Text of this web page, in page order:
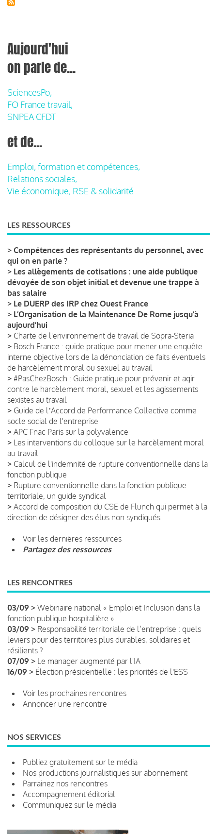
Aujourd'hui
on parle de...
SciencesPo,
FO France travail,
SNPEA CFDT
et de...
Emploi, formation et compétences,
Relations sociales,
Vie économique, RSE & solidarité
LES RESSOURCES
> Compétences des représentants du personnel, avec
qui on en parle ?
> Les allègements de cotisations : une aide publique
dévoyée de son objet initial et devenue une trappe à
bas salaire
> Le DUERP des IRP chez Ouest France
> L’Organisation de la Maintenance De Rome jusqu’à
aujourd’hui
> Charte de l'environnement de travail de Sopra-Steria
> Bosch France : guide pratique pour mener une enquête
interne objective lors de la dénonciation de faits éventuels
de harcèlement moral ou sexuel au travail
> #PasChezBosch : Guide pratique pour prévenir et agir
contre le harcèlement moral, sexuel et les agissements
sexistes au travail
> Guide de lʼAccord de Performance Collective comme
socle social de l'entreprise
> APC Fnac Paris sur la polyvalence
> Les interventions du colloque sur le harcèlement moral
au travail
> Calcul de l'indemnité de rupture conventionnelle dans la
fonction publique
> Rupture conventionnelle dans la fonction publique
territoriale, un guide syndical
> Accord de composition du CSE de Flunch qui permet à la
direction de désigner des élus non syndiqués
Voir les dernières ressources
Partagez des ressources
LES RENCONTRES
03/09 > Webinaire national « Emploi et Inclusion dans la
fonction publique hospitalière »
03/09 > Responsabilité territoriale de l’entreprise : quels
leviers pour des territoires plus durables, solidaires et
résilients ?
07/09 > Le manager augmenté par l'IA
16/09 > Élection présidentielle : les priorités de l'ESS
Voir les prochaines rencontres
Annoncer une rencontre
NOS SERVICES
Publiez gratuitement sur le média
Nos productions journalistiques sur abonnement
Parrainez nos rencontres
Accompagnement éditorial
Communiquez sur le média